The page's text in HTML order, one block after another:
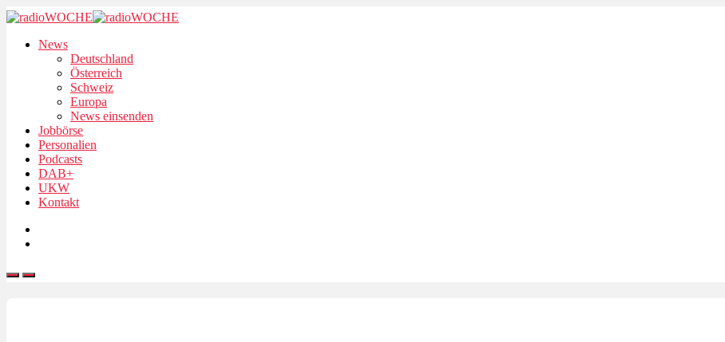
News
Deutschland
Österreich
Schweiz
Europa
News einsenden
Jobbörse
Personalien
Podcasts
DAB+
UKW
Kontakt